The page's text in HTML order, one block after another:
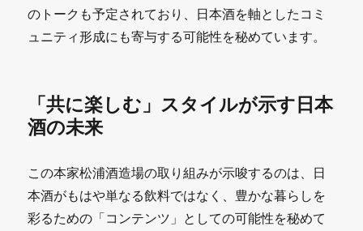
のトークも予定されており、日本酒を軸としたコミ
ュニティ形成にも寄与する可能性を秘めています。
「共に楽しむ」スタイルが示す日本
酒の未来
この本家松浦酒造場の取り組みが示唆するのは、日
本酒がもはや単なる飲料ではなく、豊かな暮らしを
彩るための「コンテンツ」としての可能性を秘めて